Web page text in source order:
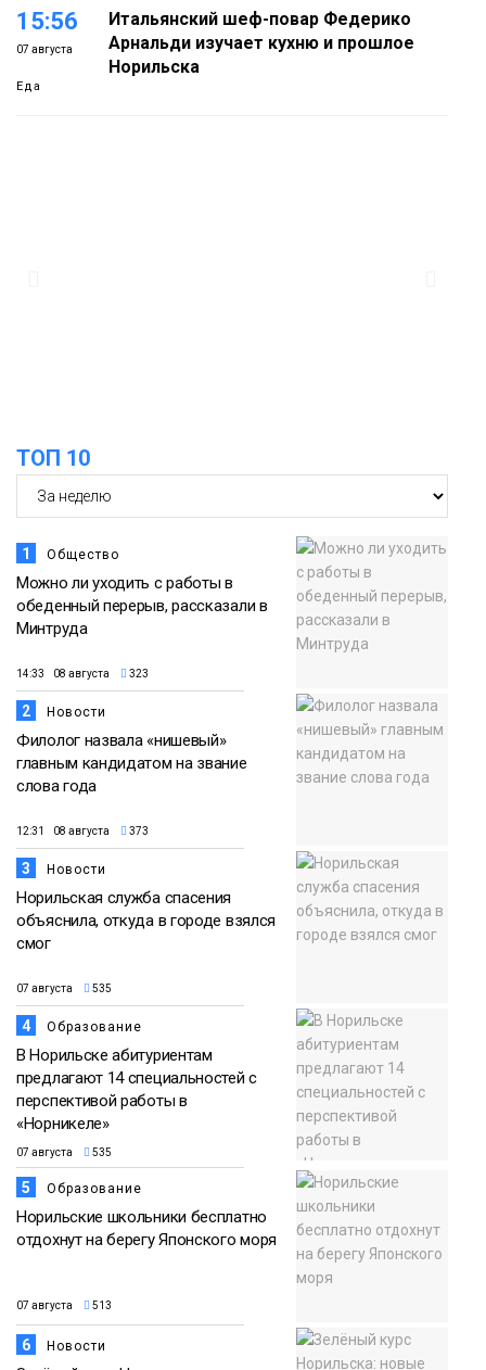
15:56
07 августа
Еда
Итальянский шеф-повар Федерико
Арнальди изучает кухню и прошлое
Норильска
Новости
ТОП 10
1 Общество
Можно ли уходить с работы в
обеденный перерыв, рассказали в
Минтруда
14:33 08 августа 323
2 Новости
Филолог назвала «нишевый»
главным кандидатом на звание
слова года
12:31 08 августа 373
3 Новости
Норильская служба спасения
объяснила, откуда в городе взялся
смог
07 августа 535
4 Образование
В Норильске абитуриентам
предлагают 14 специальностей с
перспективой работы в
«Норникеле»
07 августа 535
5 Образование
Норильские школьники бесплатно
отдохнут на берегу Японского моря
07 августа 513
6 Новости